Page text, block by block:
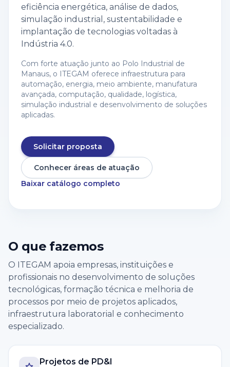
eficiência energética, análise de dados,
simulação industrial, sustentabilidade e
implantação de tecnologias voltadas à
Indústria 4.0.
Com forte atuação junto ao Polo Industrial de
Manaus, o ITEGAM oferece infraestrutura para
automação, energia, meio ambiente, manufatura
avançada, computação, qualidade, logística,
simulação industrial e desenvolvimento de soluções
aplicadas.
Solicitar proposta
Conhecer áreas de atuação
Baixar catálogo completo
O que fazemos
O ITEGAM apoia empresas, instituições e
profissionais no desenvolvimento de soluções
tecnológicas, formação técnica e melhoria de
processos por meio de projetos aplicados,
infraestrutura laboratorial e conhecimento
especializado.
Projetos de PD&I